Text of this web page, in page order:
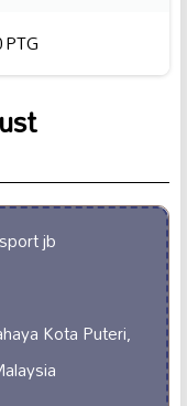
Kota Puteri,